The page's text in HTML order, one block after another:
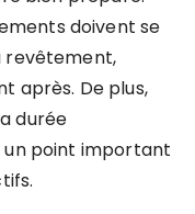
doivent se
revêtement,
après. De plus,
durée
un point important